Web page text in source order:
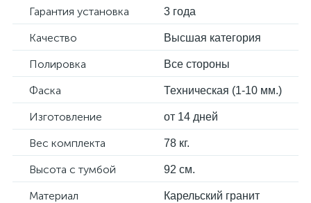
Гарантия установка 3 года
Качество Высшая категория
Полировка Все стороны
Фаска Техническая (1-10 мм.)
Изготовление от 14 дней
Вес комплекта 78 кг.
Высота с тумбой 92 см.
Материал Карельский гранит